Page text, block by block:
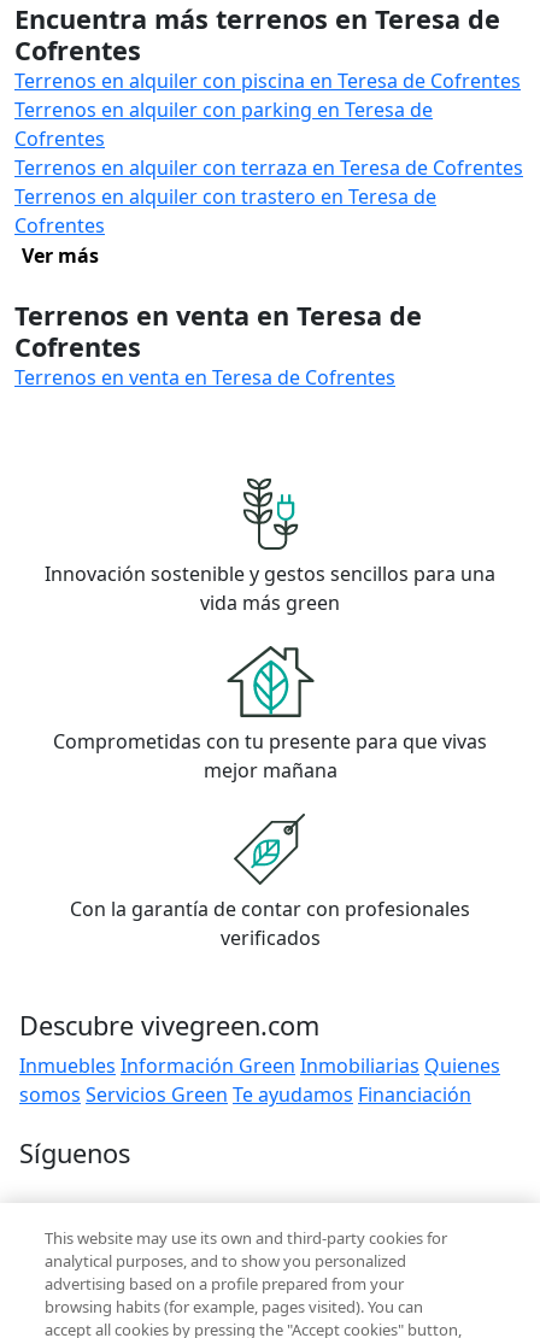
Encuentra más terrenos en Teresa de
Cofrentes
Terrenos en alquiler con piscina en Teresa de Cofrentes
Terrenos en alquiler con parking en Teresa de
Cofrentes
Terrenos en alquiler con terraza en Teresa de Cofrentes
Terrenos en alquiler con trastero en Teresa de
Cofrentes
Ver más
Terrenos en venta en Teresa de
Cofrentes
Terrenos en venta en Teresa de Cofrentes
Innovación sostenible y gestos sencillos para una
vida más green
Comprometidas con tu presente para que vivas
mejor mañana
Con la garantía de contar con profesionales
verificados
Descubre vivegreen.com
Inmuebles Información Green Inmobiliarias Quienes
somos Servicios Green Te ayudamos Financiación
Síguenos
Contacto
hola@vivegreen.com
This website may use its own and third-party cookies for
analytical purposes, and to show you personalized
advertising based on a profile prepared from your
browsing habits (for example, pages visited). You can
accept all cookies by pressing the "Accept cookies" button,